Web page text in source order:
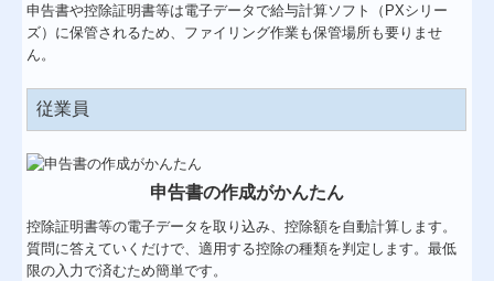
申告書や控除証明書等は電子データで給与計算ソフト（PXシリー
ズ）に保管されるため、ファイリング作業も保管場所も要りませ
ん。
従業員
申告書の作成がかんたん
控除証明書等の電子データを取り込み、控除額を自動計算します。
質問に答えていくだけで、適用する控除の種類を判定します。最低
限の入力で済むため簡単です。